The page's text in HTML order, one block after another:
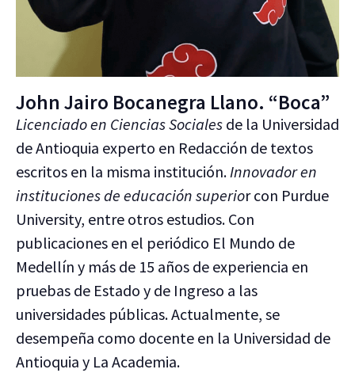
John Jairo Bocanegra Llano. “Boca”
Licenciado en Ciencias Sociales de la Universidad
de Antioquia experto en Redacción de textos
escritos en la misma institución.Innovador en
instituciones de educación superior con Purdue
University, entre otros estudios. Con
publicaciones en el periódico El Mundo de
Medellín y más de 15 años de experiencia en
pruebas de Estado y de Ingreso a las
universidades públicas. Actualmente, se
desempeña como docente en la Universidad de
Antioquia y La Academia.